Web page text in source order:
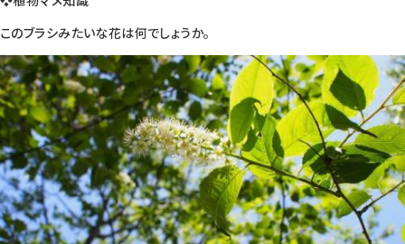
このブラシみたいな花は何でしょうか。